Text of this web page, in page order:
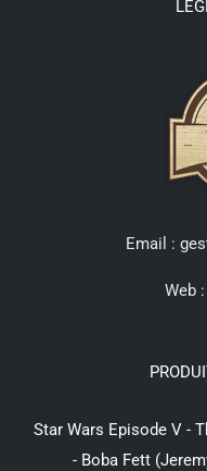
Email :
Web :
Star Wars Episode V -
- Boba Fett